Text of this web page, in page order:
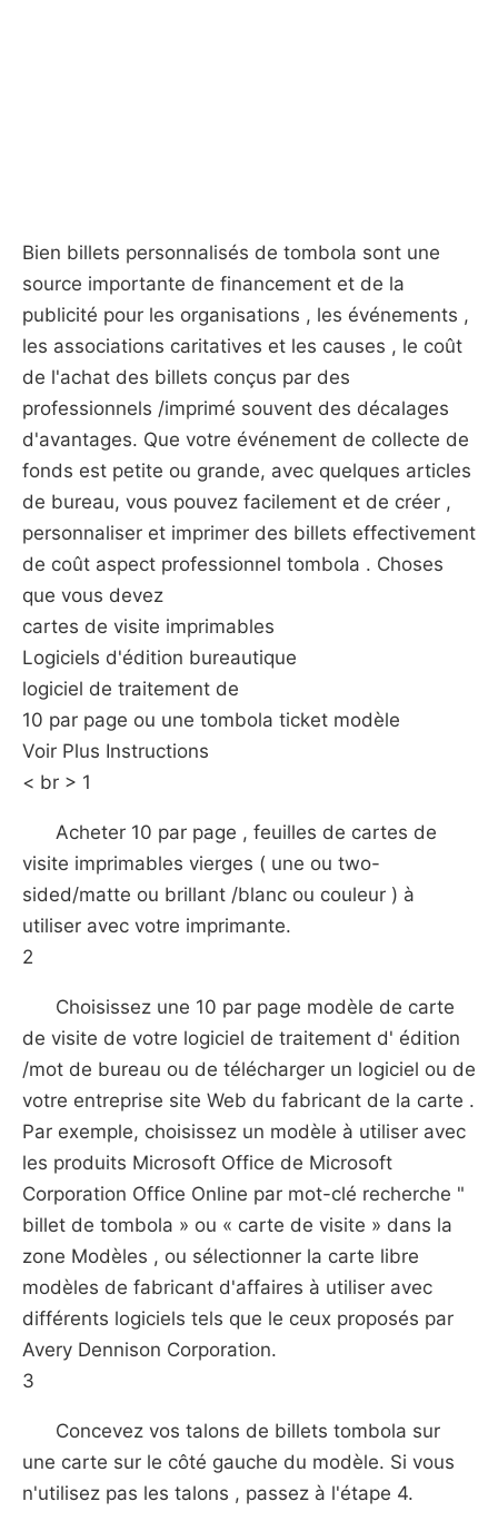
Bien billets personnalisés de tombola sont une
source importante de financement et de la
publicité pour les organisations , les événements ,
les associations caritatives et les causes , le coût
de l'achat des billets conçus par des
professionnels /imprimé souvent des décalages
d'avantages. Que votre événement de collecte de
fonds est petite ou grande, avec quelques articles
de bureau, vous pouvez facilement et de créer ,
personnaliser et imprimer des billets effectivement
de coût aspect professionnel tombola . Choses
que vous devez
cartes de visite imprimables
Logiciels d'édition bureautique
logiciel de traitement de
10 par page ou une tombola ticket modèle
Voir Plus Instructions
< br > 1
Acheter 10 par page , feuilles de cartes de
visite imprimables vierges ( une ou two-
sided/matte ou brillant /blanc ou couleur ) à
utiliser avec votre imprimante.
2
Choisissez une 10 par page modèle de carte
de visite de votre logiciel de traitement d' édition
/mot de bureau ou de télécharger un logiciel ou de
votre entreprise site Web du fabricant de la carte .
Par exemple, choisissez un modèle à utiliser avec
les produits Microsoft Office de Microsoft
Corporation Office Online par mot-clé recherche "
billet de tombola » ou « carte de visite » dans la
zone Modèles , ou sélectionner la carte libre
modèles de fabricant d'affaires à utiliser avec
différents logiciels tels que le ceux proposés par
Avery Dennison Corporation.
3
Concevez vos talons de billets tombola sur
une carte sur le côté gauche du modèle. Si vous
n'utilisez pas les talons , passez à l'étape 4.